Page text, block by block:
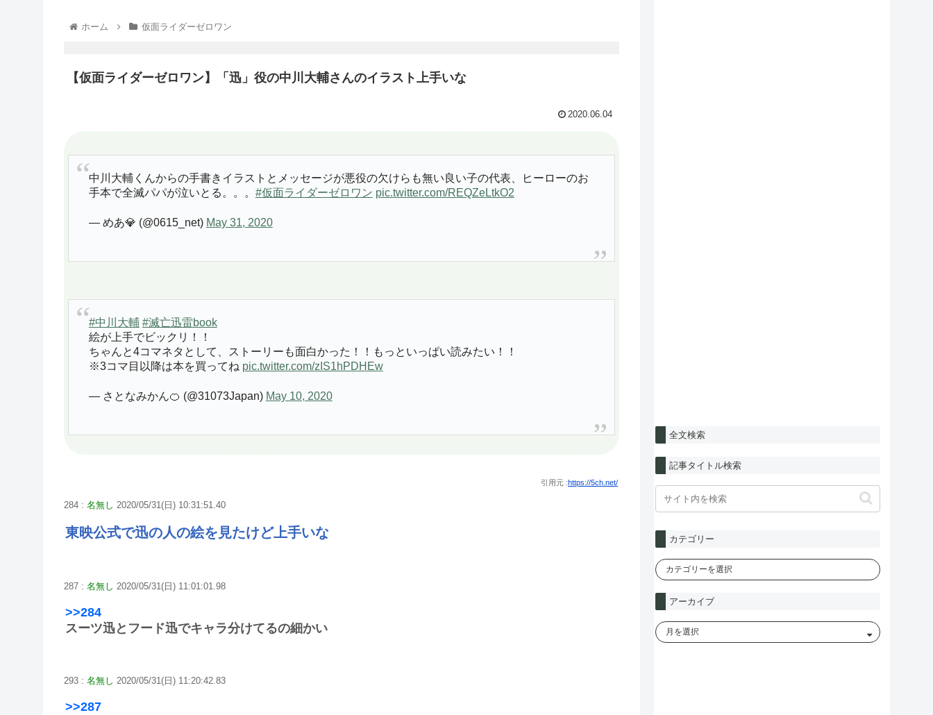
ホーム 仮面ライダーゼロワン
【仮面ライダーゼロワン】「迅」役の中川大輔さんのイラスト上手いな
2020.06.04
中川大輔くんからの手書きイラストとメッセージが悪役の欠けらも無い良い子の代表、ヒーローのお
手本で全滅パパが泣いとる。。。 #仮面ライダーゼロワン pic.twitter.com/REQZeLtkO2
— めあ💎 (@0615_net) May 31, 2020
#中川大輔 #滅亡迅雷book
絵が上手でビックリ！！
ちゃんと4コマネタとして、ストーリーも面白かった！！もっといっぱい読みたい！！
※3コマ目以降は本を買ってね pic.twitter.com/zIS1hPDHEw
— さとなみかん🍊 (@31073Japan) May 10, 2020
引用元 :https://5ch.net/
284 : 名無し 2020/05/31(日) 10:31:51.40
東映公式で迅の人の絵を見たけど上手いな
287 : 名無し 2020/05/31(日) 11:01:01.98
>>284
スーツ迅とフード迅でキャラ分けてるの細かい
293 : 名無し 2020/05/31(日) 11:20:42.83
>>287
全文検索
記事タイトル検索
カテゴリー
アーカイブ